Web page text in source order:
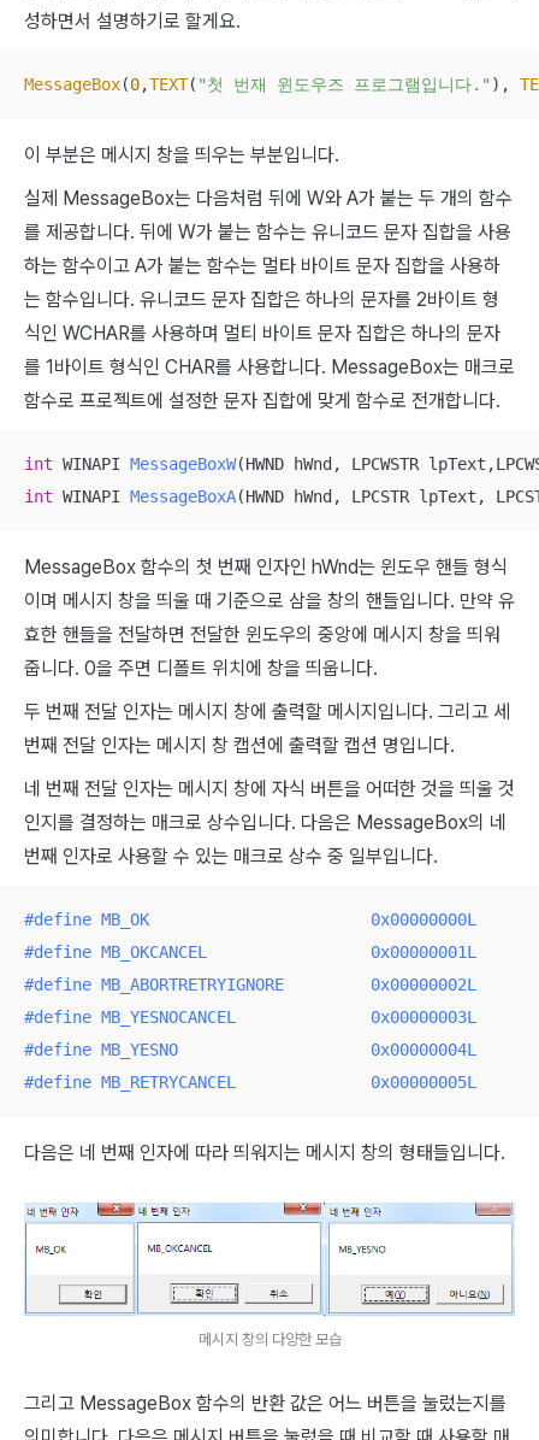
성하면서 설명하기로 할게요.
MessageBox(0,TEXT( "첫 번재 윈도우즈 프로그램입니다." ),
이 부분은 메시지 창을 띄우는 부분입니다.
실제 MessageBox는 다음처럼 뒤에 W와 A가 붙는 두 개의 함수
를 제공합니다. 뒤에 W가 붙는 함수는 유니코드 문자 집합을 사용
하는 함수이고 A가 붙는 함수는 멀타 바이트 문자 집합을 사용하
는 함수입니다. 유니코드 문자 집합은 하나의 문자를 2바이트 형
식인 WCHAR를 사용하며 멀티 바이트 문자 집합은 하나의 문자
를 1바이트 형식인 CHAR를 사용합니다. MessageBox는 매크로
함수로 프로젝트에 설정한 문자 집합에 맞게 함수로 전개합니다.
int WINAPI MessageBoxW(HWND hWnd, LPCWSTR
int WINAPI MessageBoxA(HWND hWnd, LPCSTR lpText,
MessageBox 함수의 첫 번째 인자인 hWnd는 윈도우 핸들 형식
이며 메시지 창을 띄울 때 기준으로 삼을 창의 핸들입니다. 만약 유
효한 핸들을 전달하면 전달한 윈도우의 중앙에 메시지 창을 띄워
줍니다. 0을 주면 디폴트 위치에 창을 띄웁니다.
두 번째 전달 인자는 메시지 창에 출력할 메시지입니다. 그리고 세
번째 전달 인자는 메시지 창 캡션에 출력할 캡션 명입니다.
네 번째 전달 인자는 메시지 창에 자식 버튼을 어떠한 것을 띄울 것
인지를 결정하는 매크로 상수입니다. 다음은 MessageBox의 네
번째 인자로 사용할 수 있는 매크로 상수 중 일부입니다.
#define MB_OK                       0x00000000L
#define MB_OKCANCEL                 0x00000001L
#define MB_ABORTRETRYIGNORE         0x00000002L
#define MB_YESNOCANCEL              0x00000003L
#define MB_YESNO                    0x00000004L
#define MB_RETRYCANCEL              0x00000005L
다음은 네 번째 인자에 따라 띄워지는 메시지 창의 형태들입니다.
메시지 창의 다양한 모습
그리고 MessageBox 함수의 반환 값은 어느 버튼을 눌렀는지를